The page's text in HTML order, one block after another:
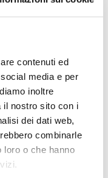
contenuti ed
media e per
inoltre
il nostro sito con i
dei dati web,
combinarle
loro o che hanno
simbolo della
Ottanta.
a Palazzo Blu
Tofani